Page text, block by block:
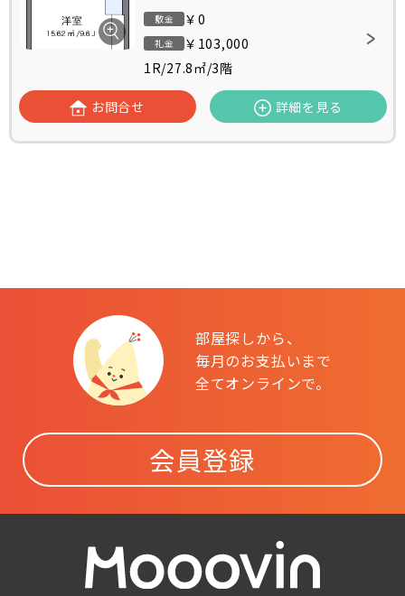
敷金 ￥0
礼金
￥103,000
1R/27.8㎡/3階
お問合せ 詳細を見る
部屋探しから、
毎月のお支払いまで
全てオンラインで。
会員登録